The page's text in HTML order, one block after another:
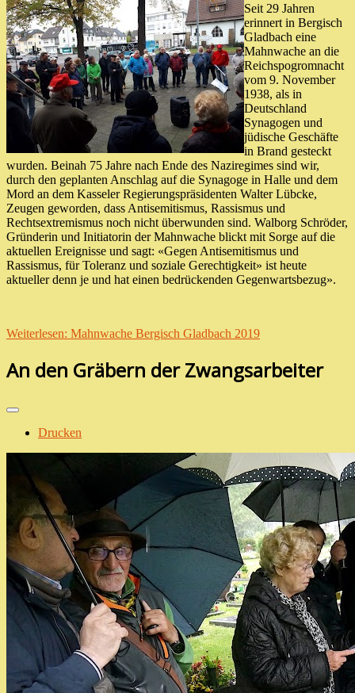
Seit 29 Jahren
erinnert in Bergisch
Gladbach eine
Mahnwache an die
Reichspogromnacht
vom 9. November
1938, als in
Deutschland
Synagogen und
jüdische Geschäfte
in Brand gesteckt
wurden. Beinah 75 Jahre nach Ende des Naziregimes sind wir,
durch den geplanten Anschlag auf die Synagoge in Halle und dem
Mord an dem Kasseler Regierungspräsidenten Walter Lübcke,
Zeugen geworden, dass Antisemitismus, Rassismus und
Rechtsextremismus noch nicht überwunden sind. Walborg Schröder,
Gründerin und Initiatorin der Mahnwache blickt mit Sorge auf die
aktuellen Ereignisse und sagt: «Gegen Antisemitismus und
Rassismus, für Toleranz und soziale Gerechtigkeit» ist heute
aktueller denn je und hat einen bedrückenden Gegenwartsbezug».
Weiterlesen: Mahnwache Bergisch Gladbach 2019
An den Gräbern der Zwangsarbeiter
Drucken